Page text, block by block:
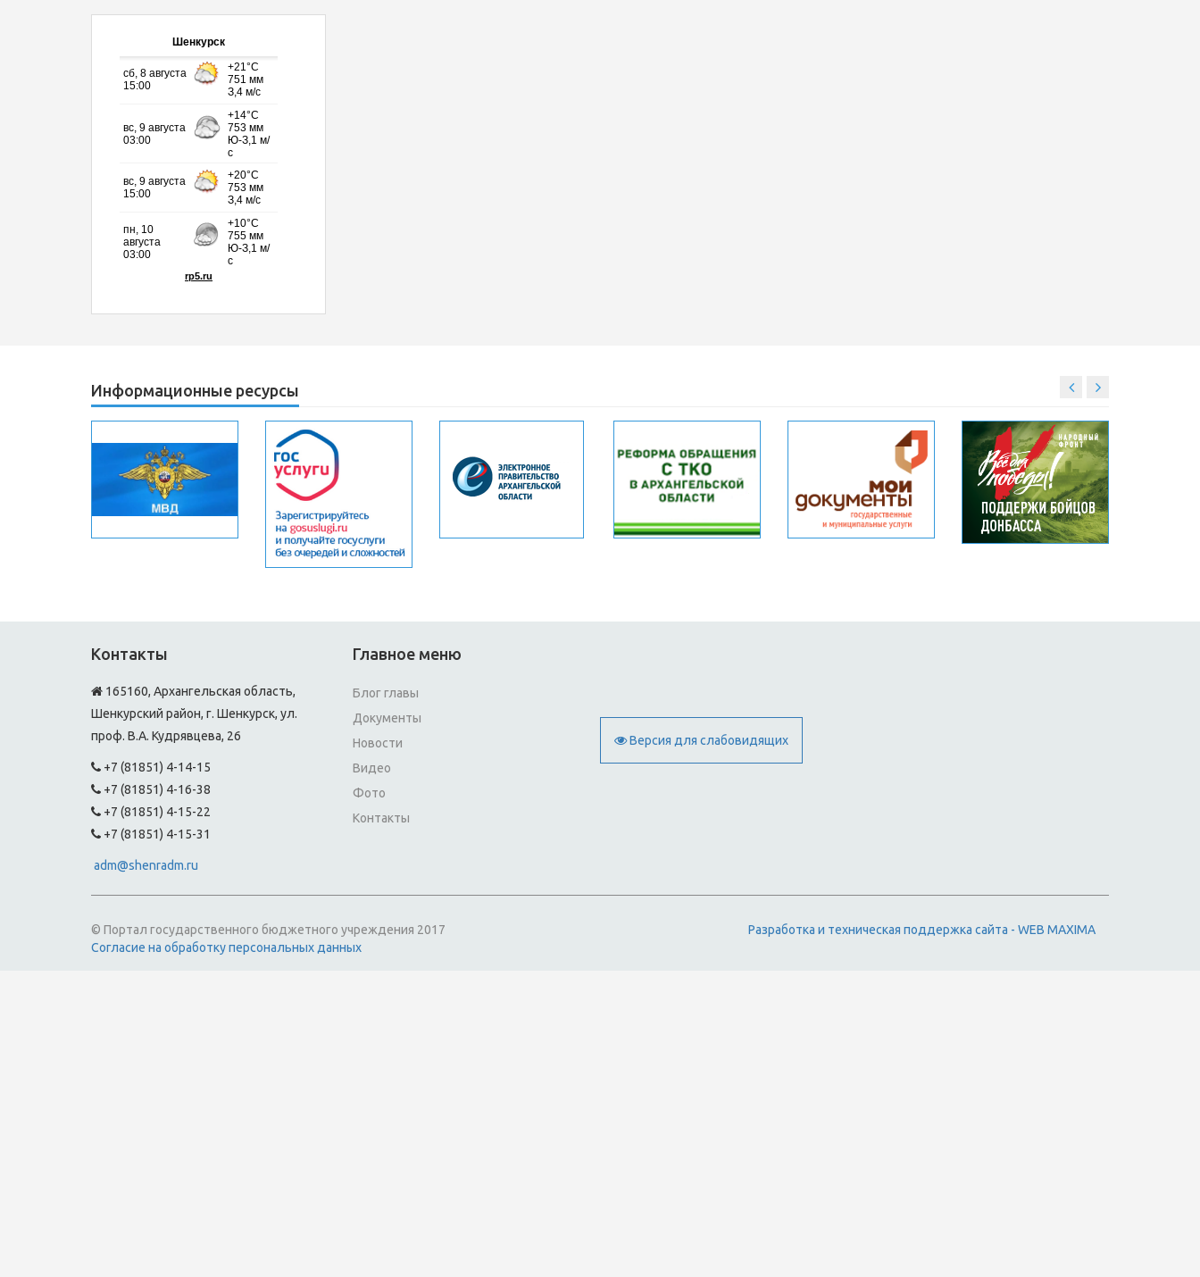
Шенкурск
Информационные ресурсы
Контакты
165160, Архангельская область,
Шенкурский район, г. Шенкурск, ул.
проф. В.А. Кудрявцева, 26
+7 (81851) 4-14-15
+7 (81851) 4-16-38
+7 (81851) 4-15-22
+7 (81851) 4-15-31
adm@shenradm.ru
Главное меню
Блог главы
Документы
Новости
Видео
Фото
Контакты
Версия для слабовидящих
Разработка и техническая поддержка сайта - WEB MAXIMA
© Портал государственного бюджетного учреждения 2017
Согласие на обработку персональных данных